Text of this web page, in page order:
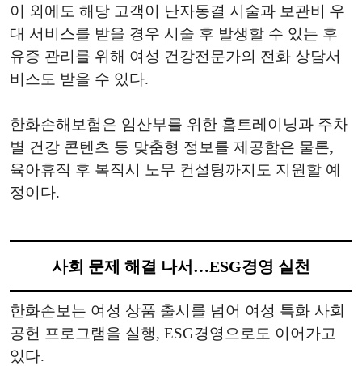
이 외에도 해당 고객이 난자동결 시술과 보관비 우
대 서비스를 받을 경우 시술 후 발생할 수 있는 후
유증 관리를 위해 여성 건강전문가의 전화 상담서
비스도 받을 수 있다.
한화손해보험은 임산부를 위한 홈트레이닝과 주차
별 건강 콘텐츠 등 맞춤형 정보를 제공함은 물론,
육아휴직 후 복직시 노무 컨설팅까지도 지원할 예
정이다.
사회 문제 해결 나서…ESG경영 실천
한화손보는 여성 상품 출시를 넘어 여성 특화 사회
공헌 프로그램을 실행, ESG경영으로도 이어가고
있다.